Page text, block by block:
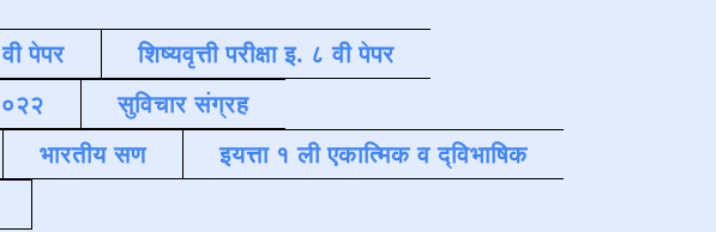
वी पेपर
शिष्यवृत्ती परीक्षा इ. ८ वी पेपर
सुविचार संग्रह
भारतीय सण
इयत्ता १ ली एकात्मिक व द्विभाषिक